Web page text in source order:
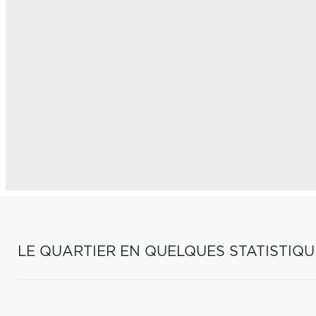
LE QUARTIER EN QUELQUES